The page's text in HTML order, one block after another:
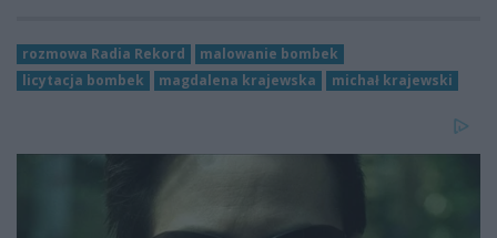
rozmowa Radia Rekord
malowanie bombek
licytacja bombek
magdalena krajewska michał krajewski